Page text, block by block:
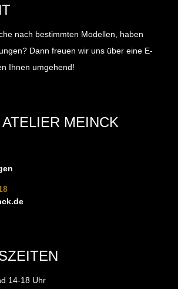
nach bestimmten Modellen, haben
Dann freuen wir uns über eine E-
Ihnen umgehend!
MEINCK
14-18 Uhr